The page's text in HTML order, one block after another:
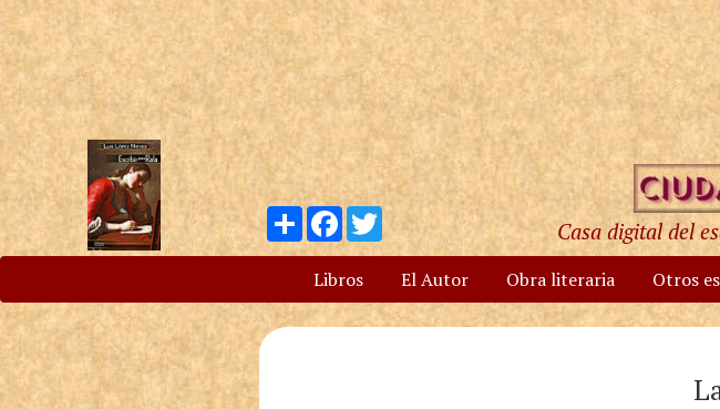
Compartir
Facebook
Twitter
Casa digital del
Libros El Autor Obra literaria Otros